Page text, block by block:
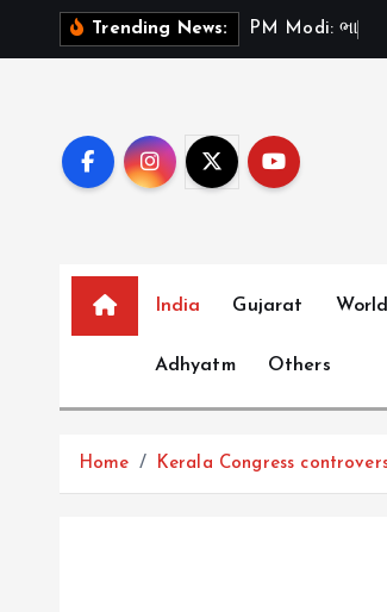
Trending News: P M M o d i: ભ
India Gujarat World
Adhyatm Others
Home Kerala Congress